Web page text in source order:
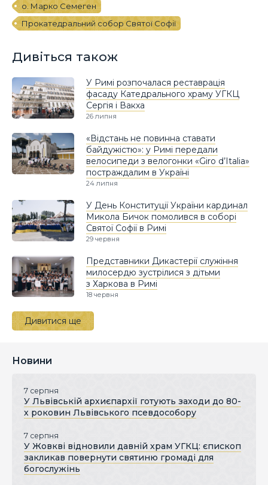
о. Марко Семеген
Прокатедральний собор Святої Софії
Дивіться також
У Римі розпочалася реставрація
фасаду Катедрального храму УГКЦ
Сергія і Вакха
26 липня
«Відстань не повинна ставати
байдужістю»: у Римі передали
велосипеди з велогонки «Giro d’Italia»
постраждалим в Україні
24 липня
У День Конституції України кардинал
Микола Бичок помолився в соборі
Святої Софії в Римі
29 червня
Представники Дикастерії служіння
милосердю зустрілися з дітьми
з Харкова в Римі
18 червня
Дивитися ще
Новини
7 серпня
У Львівській архиєпархії готують заходи до 80-
х роковин Львівського псевдособору
7 серпня
У Жовкві відновили давній храм УГКЦ: єпископ
закликав повернути святиню громаді для
богослужінь